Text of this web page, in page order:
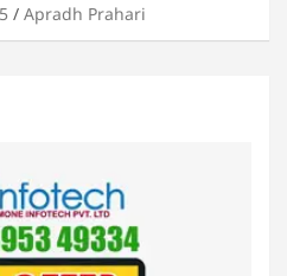
Apradh Prahari